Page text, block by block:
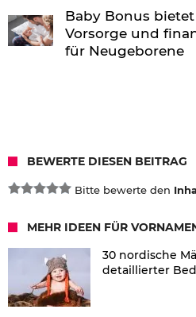
Baby Bonus
Vorsorge und
für Neugeborene
BEWERTE DIESEN BEITRAG
Bitte bewerte den
MEHR IDEEN FÜR
30 nordische
detaillierter